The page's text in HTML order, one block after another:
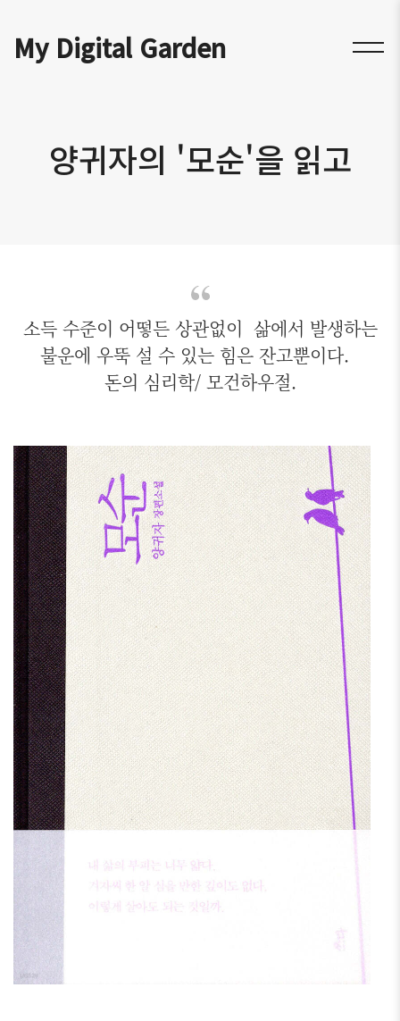
My Digital Garden
양귀자의 '모순'을 읽고
소득 수준이 어떻든 상관없이 삶에서 발생하는
불운에 우뚝 설 수 있는 힘은 잔고뿐이다.
돈의 심리학/ 모건하우절.